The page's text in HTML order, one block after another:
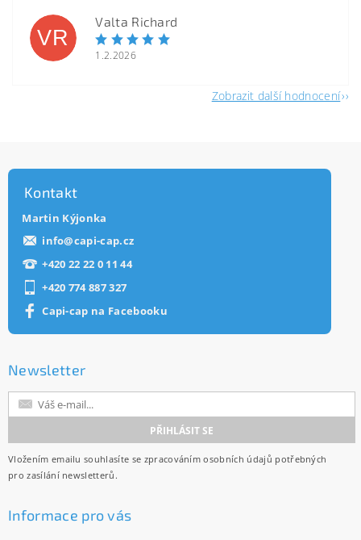
VR
Valta Richard
1.2.2026
Zobrazit další hodnocení
Kontakt
Martin Kýjonka
info@capi-cap.cz
+420 22 22 0 11 44
+420 774 887 327
Capi-cap na Facebooku
Newsletter
Vložením emailu souhlasíte se zpracováním osobních údajů potřebných
pro zasílání newsletterů.
Informace pro vás